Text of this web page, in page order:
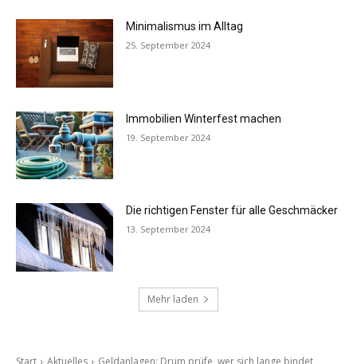
Minimalismus im Alltag
25. September 2024
Immobilien Winterfest machen
19. September 2024
Die richtigen Fenster für alle Geschmäcker
13. September 2024
Mehr laden